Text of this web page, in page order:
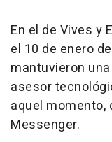
En el de Vives y
el 10 de enero
mantuvieron
asesor
aquel momento,
Messenger.